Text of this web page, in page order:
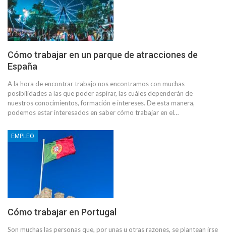
Cómo trabajar en un parque de atracciones de
España
A la hora de encontrar trabajo nos encontramos con muchas
posibilidades a las que poder aspirar, las cuáles dependerán de
nuestros conocimientos, formación e intereses. De esta manera,
podemos estar interesados en saber cómo trabajar en el…
EMPLEO
Cómo trabajar en Portugal
Son muchas las personas que, por unas u otras razones, se plantean irse